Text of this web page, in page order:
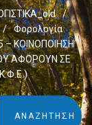
/
/
Φορολογία
– ΚΟΙΝΟΠΟΙΗΣΗ
ΑΦΟΡΟΥΝ ΣΕ